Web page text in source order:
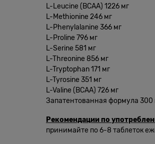
L-Leucine (BCAA) 1226 мг
L-Methionine 246 мг
L-Phenylalanine 366 мг
L-Proline 796 мг
L-Serine 581 мг
L-Threonine 856 мг
L-Tryptophan 171 мг
L-Tyrosine 351 мг
L-Valine (BCAA) 726 мг
Запатентованная формула 300
Рекомендации по
принимайте по 6-8 таблеток